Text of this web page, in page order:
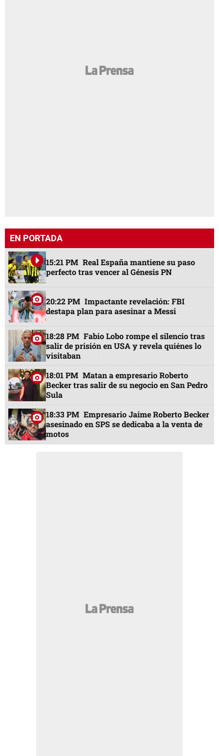
EN PORTADA
15:21 PM Real España mantiene su paso
perfecto tras vencer al Génesis PN
20:22 PM Impactante revelación: FBI
destapa plan para asesinar a Messi
18:28 PM Fabio Lobo rompe el silencio tras
salir de prisión en USA y revela quiénes lo
visitaban
18:01 PM Matan a empresario Roberto
Becker tras salir de su negocio en San Pedro
Sula
18:33 PM Empresario Jaime Roberto Becker
asesinado en SPS se dedicaba a la venta de
motos